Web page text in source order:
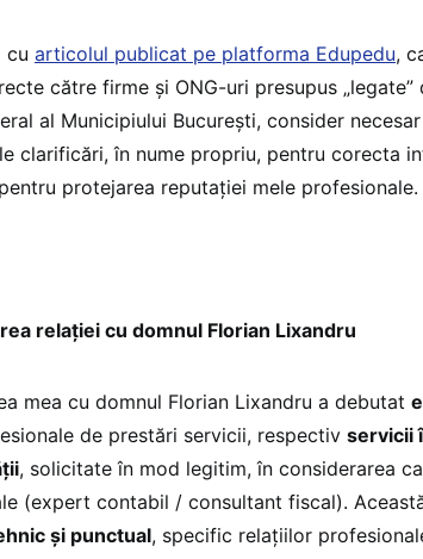
cu articolul publicat pe platforma Edupedu,
către firme și ONG-uri presupus
al Municipiului București, consider
clarificări, în nume propriu, pentru corecta
protejarea reputației mele profesionale.
relației cu domnul Florian Lixandru
mea cu domnul Florian Lixandru a debutat
de prestări servicii, respectiv servicii
, solicitate în mod legitim, în considerarea
(expert contabil / consultant fiscal).
și punctual, specific relațiilor